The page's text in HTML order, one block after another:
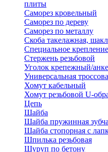
плиты
Саморез кровельный
Саморез по дереву
Саморез по металлу
Скоба такелажная, шакл
Специальное
Стержень резьбовой
Уголок крепежный/
Универсальная
Хомут кабельный
Хомут резьбовой U-
Цепь
Шайба
Шайба пружинная
Шайба стопорная с
Шпилька резьбовая
Шуруп по бетону